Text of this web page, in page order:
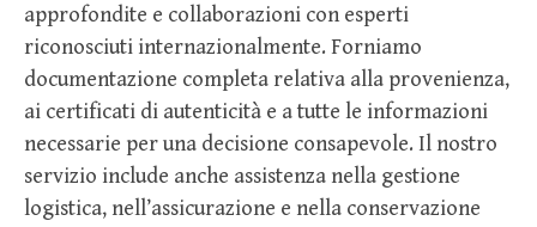
approfondite e collaborazioni con esperti
riconosciuti internazionalmente. Forniamo
documentazione completa relativa alla provenienza,
ai certificati di autenticità e a tutte le informazioni
necessarie per una decisione consapevole. Il nostro
servizio include anche assistenza nella gestione
logistica, nell’assicurazione e nella conservazione